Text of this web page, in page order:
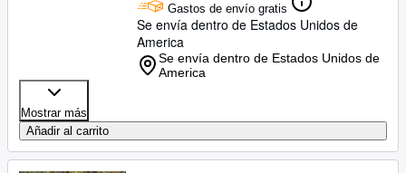
Gastos de envío gratis
Se envía dentro de Estados Unidos de
America
Se envía dentro de Estados Unidos de
America
Mostrar más
Añadir al carrito